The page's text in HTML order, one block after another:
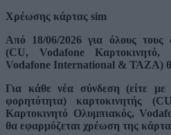
Χρέωσης κάρτας sim
Από 18/06/2026 για όλους τους
(CU, Vodafone Καρτοκινητό,
Vodafone International & ΤΑΖΑ)
Για κάθε νέα σύνδεση (είτε με
φορητότητα) καρτοκινητής
Καρτοκινητό Ολυμπιακός,
θα εφαρμόζεται χρέωση της